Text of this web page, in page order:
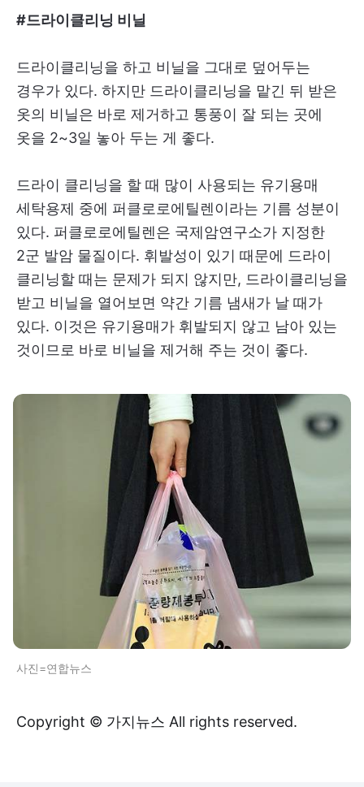
#드라이클리닝 비닐
드라이클리닝을 하고 비닐을 그대로 덮어두는
경우가 있다. 하지만 드라이클리닝을 맡긴 뒤 받은
옷의 비닐은 바로 제거하고 통풍이 잘 되는 곳에
옷을 2~3일 놓아 두는 게 좋다.
드라이 클리닝을 할 때 많이 사용되는 유기용매
세탁용제 중에 퍼클로로에틸렌이라는 기름 성분이
있다. 퍼클로로에틸렌은 국제암연구소가 지정한
2군 발암 물질이다. 휘발성이 있기 때문에 드라이
클리닝할 때는 문제가 되지 않지만, 드라이클리닝을
받고 비닐을 열어보면 약간 기름 냄새가 날 때가
있다. 이것은 유기용매가 휘발되지 않고 남아 있는
것이므로 바로 비닐을 제거해 주는 것이 좋다.
사진=연합뉴스
Copyright © 가지뉴스 All rights reserved.